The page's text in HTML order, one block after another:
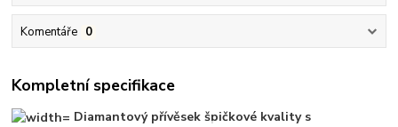
Komentáře 0
Kompletní specifikace
Diamantový přívěsek špičkové kvality s